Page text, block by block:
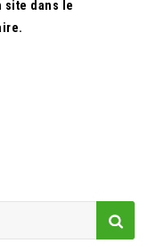
site dans le